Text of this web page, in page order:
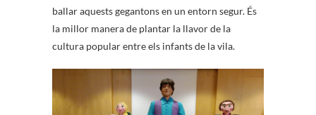
ballar aquests gegantons en un entorn segur. És
la millor manera de plantar la llavor de la
cultura popular entre els infants de la vila.